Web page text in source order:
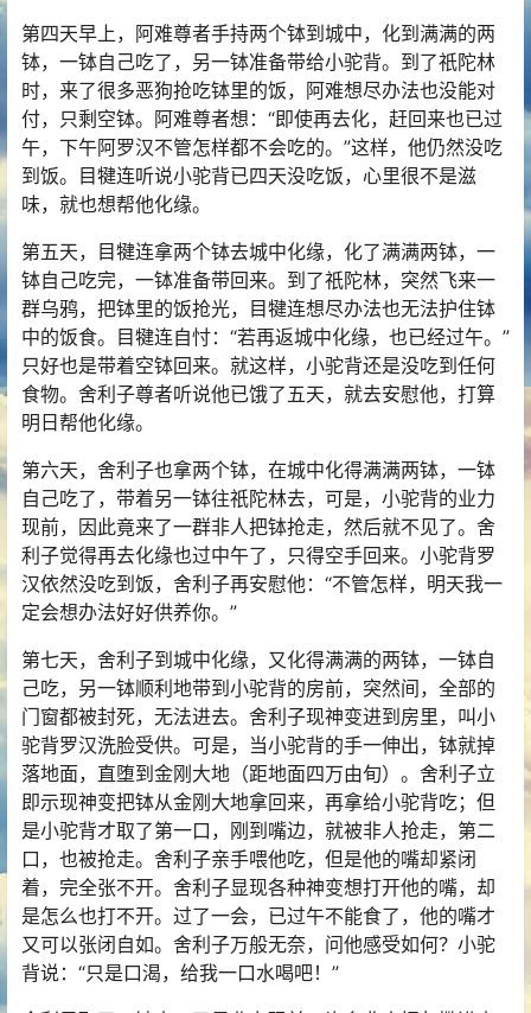
第四天早上，阿难尊者手持两个钵到城中，化到满满的两
钵，一钵自己吃了，另一钵准备带给小驼背。到了祇陀林
时，来了很多恶狗抢吃钵里的饭，阿难想尽办法也没能对
付，只剩空钵。阿难尊者想：“即使再去化，赶回来也已过
午，下午阿罗汉不管怎样都不会吃的。”这样，他仍然没吃
到饭。目犍连听说小驼背已四天没吃饭，心里很不是滋
味，就也想帮他化缘。
第五天，目犍连拿两个钵去城中化缘，化了满满两钵，一
钵自己吃完，一钵准备带回来。到了祇陀林，突然飞来一
群乌鸦，把钵里的饭抢光，目犍连想尽办法也无法护住钵
中的饭食。目犍连自忖：“若再返城中化缘，也已经过午。”
只好也是带着空钵回来。就这样，小驼背还是没吃到任何
食物。 舍利 子尊者听说他已饿了五天，就去安慰他，打算
明日帮他化缘。
第六天，舍利子也拿两个钵，在城中化得满满两钵，一钵
自己吃了，带着另一钵往祇陀林去，可是，小驼背的业力
现前，因此竟来了一群非人把钵抢走，然后就不见了。舍
利子觉得再去化缘也过中午了，只得空手回来。小驼背罗
汉依然没吃到饭，舍利子再安慰他：“不管怎样，明天我一
定会想办法好好供养你。”
第七天，舍利子到城中化缘，又化得满满的两钵，一钵自
己吃，另一钵顺利地带到小驼背的房前，突然间，全部的
门窗都被封死，无法进去。舍利子现神变进到房里，叫小
驼背罗汉洗脸受供。可是，当小驼背的手一伸出，钵就掉
落地面，直堕到金刚大地（距地面四万由旬）。舍利子立
即示现神变把钵从金刚大地拿回来，再拿给小驼背吃；但
是小驼背才取了第一口，刚到嘴边，就被非人抢走，第二
口，也被抢走。舍利子亲手喂他吃，但是他的嘴却紧闭
着，完全张不开。舍利子显现各种神变想打开他的嘴，却
是怎么也打不开。过了一会，已过午不能食了，他的嘴才
又可以张闭自如。舍利子万般无奈，问他感受如何？小驼
背说：“只是口渴，给我一口水喝吧！”